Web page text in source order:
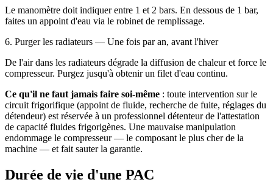
Le manomètre doit indiquer entre 1 et 2 bars. En dessous de 1 bar,
faites un appoint d'eau via le robinet de remplissage.
6. Purger les radiateurs — Une fois par an, avant l'hiver
De l'air dans les radiateurs dégrade la diffusion de chaleur et force le
compresseur. Purgez jusqu'à obtenir un filet d'eau continu.
Ce qu'il ne faut jamais faire soi-même : toute intervention sur le
circuit frigorifique (appoint de fluide, recherche de fuite, réglages du
détendeur) est réservée à un professionnel détenteur de l'attestation
de capacité fluides frigorigènes. Une mauvaise manipulation
endommage le compresseur — le composant le plus cher de la
machine — et fait sauter la garantie.
Durée de vie d'une PAC